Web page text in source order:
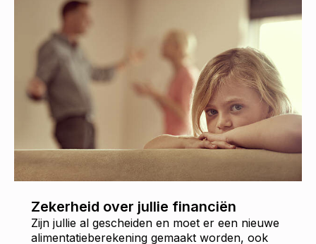
Zekerheid over jullie financiën
Zijn jullie al gescheiden en moet er een nieuwe
alimentatieberekening gemaakt worden, ook